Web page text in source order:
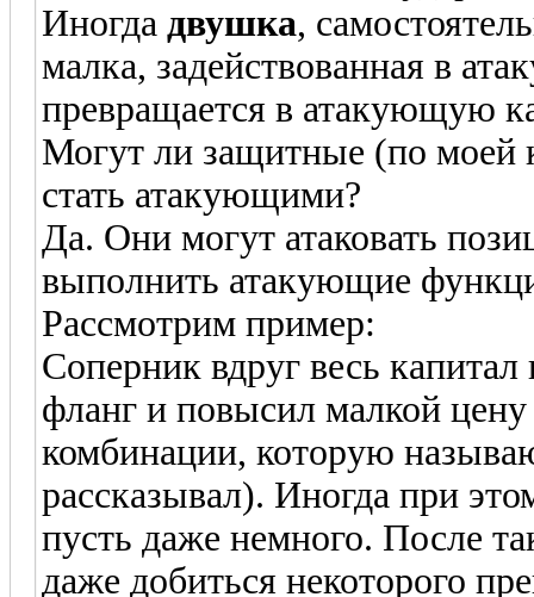
Иногда двушка,
малка, задействованная в
превращается в атакующую
Могут ли защитные (по моей
стать атакующими?
Да. Они могут атаковать
выполнить атакующие
Рассмотрим пример:
Соперник вдруг весь
фланг и повысил малкой
комбинации, которую
рассказывал). Иногда при
пусть даже немного. После
даже добиться некоторого